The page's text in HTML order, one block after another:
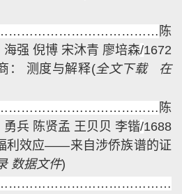
陈
海强 倪博 宋沐青 廖培森/1672
： 测度与解释(全文下载
在
陈
勇兵 陈贤孟 王贝贝 李锴/1688
利效应——来自涉侨族谱的证
数据文件)
…………………